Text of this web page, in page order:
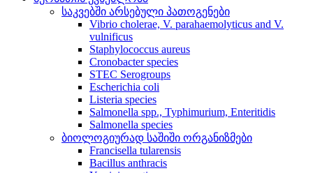
საკვებში არსებული პათოგენები
Vibrio cholerae, V. parahaemolyticus and V.
vulnificus
Staphylococcus aureus
Cronobacter species
STEC Serogroups
Escherichia coli
Listeria species
Salmonella spp., Typhimurium, Enteritidis
Salmonella species
ბიოლოგიურად საშიში ორგანიზმები
Francisella tularensis
Bacillus anthracis